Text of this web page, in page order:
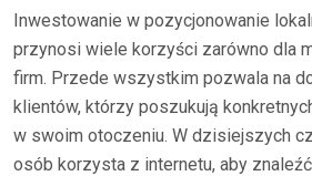
Inwestowanie w pozycjonowanie
przynosi wiele korzyści zarówno dla
firm. Przede wszystkim pozwala na
klientów, którzy poszukują
w swoim otoczeniu. W dzisiejszych
osób korzysta z internetu, aby